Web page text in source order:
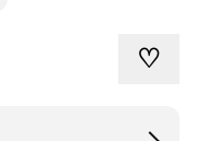
♡